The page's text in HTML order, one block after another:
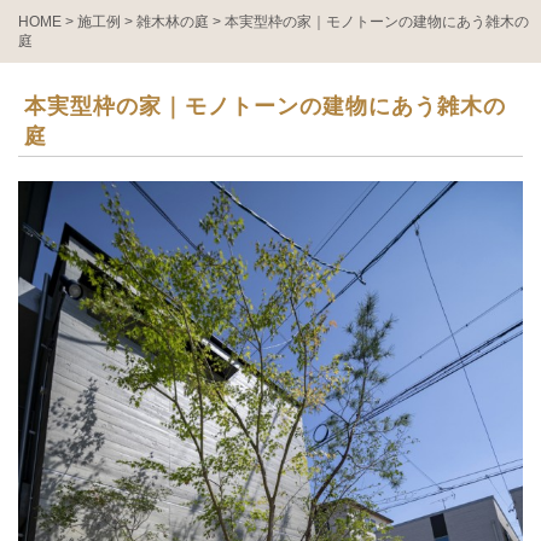
HOME > 施工例 > 雑木林の庭 > 本実型枠の家｜モノトーンの建物にあう雑木の
庭
本実型枠の家｜モノトーンの建物にあう雑木の
庭